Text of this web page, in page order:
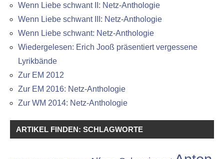
Wenn Liebe schwant II: Netz-Anthologie
Wenn Liebe schwant III: Netz-Anthologie
Wenn Liebe schwant: Netz-Anthologie
Wiedergelesen: Erich Jooß präsentiert vergessene
Lyrikbände
Zur EM 2012
Zur EM 2016: Netz-Anthologie
Zur WM 2014: Netz-Anthologie
ARTIKEL FINDEN: SCHLAGWORTE